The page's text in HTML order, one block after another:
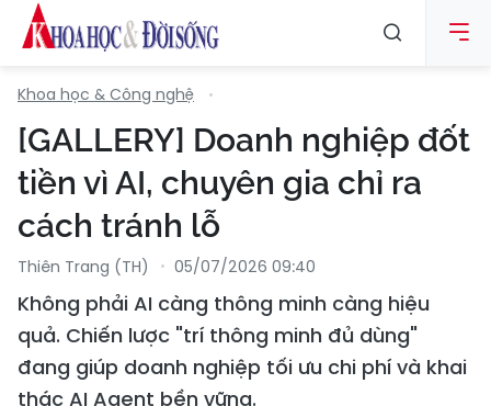
Khoa học & Công nghệ
[GALLERY] Doanh nghiệp đốt
tiền vì AI, chuyên gia chỉ ra
cách tránh lỗ
Thiên Trang (TH) 05/07/2026 09:40
Không phải AI càng thông minh càng hiệu
quả. Chiến lược "trí thông minh đủ dùng"
đang giúp doanh nghiệp tối ưu chi phí và khai
thác AI Agent bền vững.